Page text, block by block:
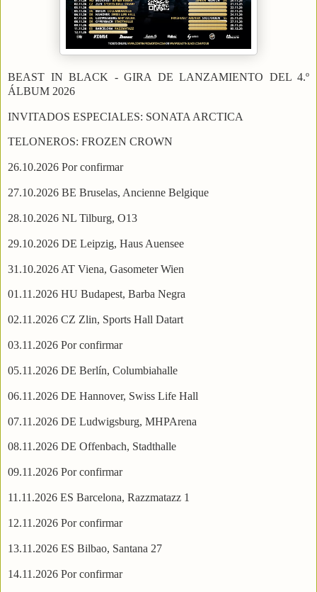
BEAST IN BLACK - GIRA DE LANZAMIENTO DEL 4.º
ÁLBUM 2026
INVITADOS ESPECIALES: SONATA ARCTICA
TELONEROS: FROZEN CROWN
26.10.2026 Por confirmar
27.10.2026 BE Bruselas, Ancienne Belgique
28.10.2026 NL Tilburg, O13
29.10.2026 DE Leipzig, Haus Auensee
31.10.2026 AT Viena, Gasometer Wien
01.11.2026 HU Budapest, Barba Negra
02.11.2026 CZ Zlin, Sports Hall Datart
03.11.2026 Por confirmar
05.11.2026 DE Berlín, Columbiahalle
06.11.2026 DE Hannover, Swiss Life Hall
07.11.2026 DE Ludwigsburg, MHPArena
08.11.2026 DE Offenbach, Stadthalle
09.11.2026 Por confirmar
11.11.2026 ES Barcelona, Razzmatazz 1
12.11.2026 Por confirmar
13.11.2026 ES Bilbao, Santana 27
14.11.2026 Por confirmar